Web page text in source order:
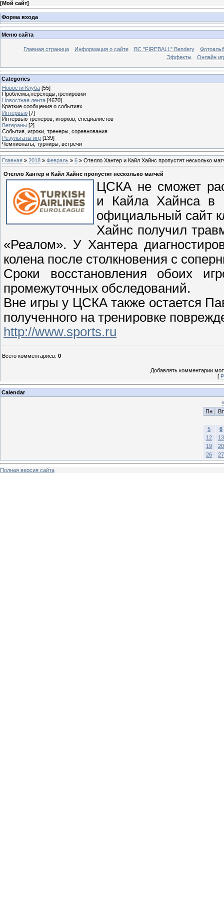
[Мой сайт]
Форма входа
Меню сайта
Главная страница Информация о сайте BC "FIREBALL" Bendery
Эффекты
Онлайн
Categories
Новости Клуба [55]
Проблемы,переходы,тренировки
Новостная лента [4670]
Краткие сообщения о событиях
Интервью [7]
Интервью тренеров, игорков, специалистов
Ветераны [2]
События, игроки, тренеры, соревнования
Результаты игр [139]
Чемпионаты, турниры, встречи
Главная » 2018 » Февраль » 6 » Отелло Хантер и Кайл Хайнс пропустят несколько
Отелло Хантер и Кайл Хайнс пропустят несколько матчей
ЦСКА не сможет
и Кайла Хайнса в
официальный сайт
Хайнс получил
«Реалом». У Хантера
колена после столкновения с
Сроки восстановления обоих
промежуточных обследований.
Вне игры у ЦСКА также остается
полученного на тренировке
http://www.sports.ru
Всего комментариев: 0
Добавлять комментарии
[
Calendar
«
Пн
Вт
5
6
12
13
19
20
26
27
Полная версия сайта